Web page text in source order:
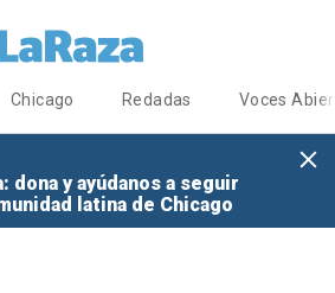
Chicago Redadas Voces
dona y ayúdanos a seguir
latina de Chicago